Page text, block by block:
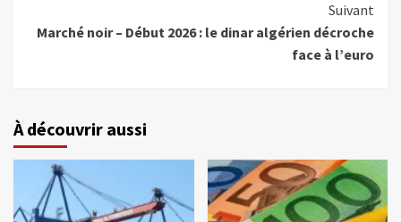
Suivant
Marché noir – Début 2026 : le dinar algérien décroche
face à l’euro
À découvrir aussi